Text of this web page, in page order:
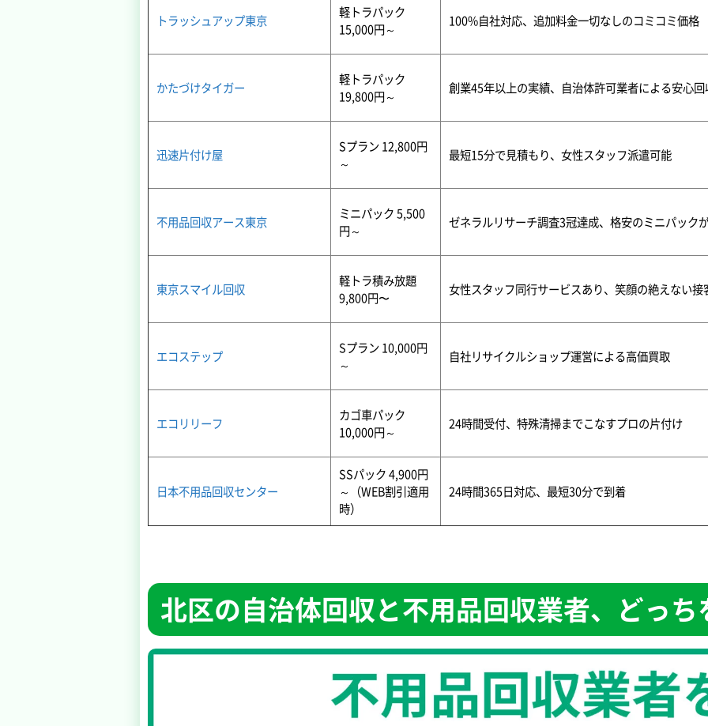
トラッシュアップ東京
軽トラパック
15,000円～
100%自社対応、追加料金一切なしのコミコミ価格
かたづけタイガー
軽トラパック
19,800円～
創業45年以上の実績、自治体許可業者による安心回
迅速片付け屋
Sプラン 12,800円
～
最短15分で見積もり、女性スタッフ派遣可能
不用品回収アース東京
ミニパック 5,500
円～
ゼネラルリサーチ調査3冠達成、格安のミニパック
東京スマイル回収
軽トラ積み放題
9,800円〜
女性スタッフ同行サービスあり、笑顔の絶えない接
エコステップ
Sプラン 10,000円
～
自社リサイクルショップ運営による高価買取
エコリリーフ
カゴ車パック
10,000円～
24時間受付、特殊清掃までこなすプロの片付け
日本不用品回収センター
SSパック 4,900円
～（WEB割引適用
時）
24時間365日対応、最短30分で到着
北区の自治体回収と不用品回収業者、どっち